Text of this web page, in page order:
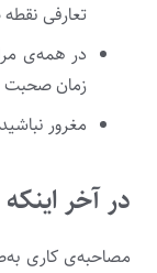
تعارفی
در همه­‌ی
زمان صحبت
مغرور
در آخر اینکه
مصاحبه‌­ی کاری